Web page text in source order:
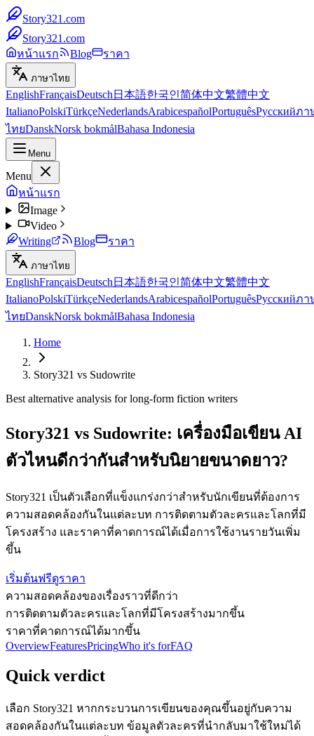
Story321.com
Story321.com
หน้าแรก
Blog ราคา
ภาษาไทย
EnglishFrançaisDeutsch 日本語한국인简体中文繁體中文
ItalianoPolskiTürkçeNederlandsArabicespañolPortuguêsРусскийภา
ไทยDanskNorsk bokmålBahasa Indonesia
Menu
Menu
หน้าแรก
Image
Video
Writing
Blog ราคา
ภาษาไทย
EnglishFrançaisDeutsch 日本語한국인简体中文繁體中文
ItalianoPolskiTürkçeNederlandsArabicespañolPortuguêsРусскийภา
ไทยDanskNorsk bokmålBahasa Indonesia
Home
Story321 vs Sudowrite
Best alternative analysis for long-form fiction writers
Story321 vs Sudowrite: เครื่องมือเขียน AI
ตัวไหนดีกว่ากันสำหรับนิยายขนาดยาว?
Story321 เป็นตัวเลือกที่แข็งแกร่งกว่าสำหรับนักเขียนที่ต้องการ
ความสอดคล้องกันในแต่ละบท การติดตามตัวละครและโลกที่มี
โครงสร้าง และราคาที่คาดการณ์ได้เมื่อการใช้งานรายวันเพิ่ม
ขึ้น
เริ่มต้นฟรีดูราคา
ความสอดคล้องของเรื่องราวที่ดีกว่า
การติดตามตัวละครและโลกที่มีโครงสร้างมากขึ้น
ราคาที่คาดการณ์ได้มากขึ้น
OverviewFeaturesPricingWho it's forFAQ
Quick verdict
เลือก Story321 หากกระบวนการเขียนของคุณขึ้นอยู่กับความ
สอดคล้องกันในแต่ละบท ข้อมูลตัวละครที่นำกลับมาใช้ใหม่ได้